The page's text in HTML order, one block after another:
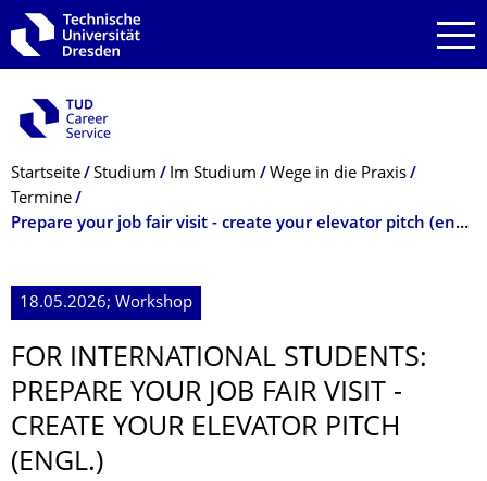
Zur Hauptnavigation springen
Zur Suche springen
Zum Inhalt springen
Breadcrumb-Menü
Startseite Studium Im Studium
Wege in die Praxis
Termine
Prepare your job fair visit - create your elevator pitch (engl.)
18.05.2026; Workshop
FOR INTERNATIONAL STUDENTS:
PREPARE YOUR JOB FAIR VISIT -
CREATE YOUR ELEVATOR PITCH
(ENGL.)